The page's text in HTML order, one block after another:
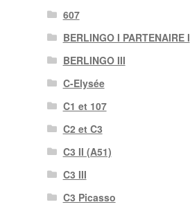
607
BERLINGO I PARTENAIRE I
BERLINGO III
C-Elysée
C1 et 107
C2 et C3
C3 II (A51)
C3 III
C3 Picasso